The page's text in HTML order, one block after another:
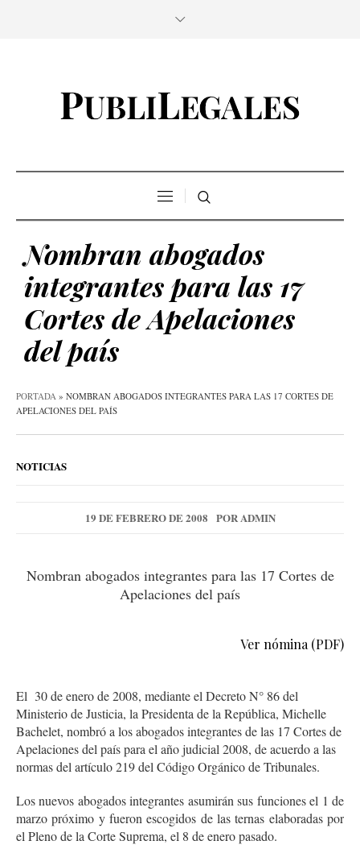
Nombran abogados
integrantes para las 17
Cortes de Apelaciones
del país
PORTADA » NOMBRAN ABOGADOS INTEGRANTES PARA LAS 17 CORTES DE
APELACIONES DEL PAÍS
NOTICIAS
19 DE FEBRERO DE 2008 PORADMIN
Nombran abogados integrantes para las 17 Cortes de
Apelaciones del país
Ver nómina (PDF)
El 30 de enero de 2008, mediante el Decreto N° 86 del
Ministerio de Justicia, la Presidenta de la República, Michelle
Bachelet, nombró a los abogados integrantes de las 17 Cortes de
Apelaciones del país para el año judicial 2008, de acuerdo a las
normas del artículo 219 del Código Orgánico de Tribunales.
Los nuevos abogados integrantes asumirán sus funciones el 1 de
marzo próximo y fueron escogidos de las ternas elaboradas por
el Pleno de la Corte Suprema, el 8 de enero pasado.